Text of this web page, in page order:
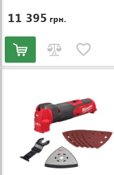
11 395 грн.